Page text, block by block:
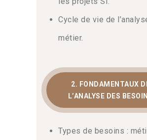
techniques. En complément,
Wikipedia sur l’analyse
Finalement, notre
méthodologique pour réussir
projets, du lancement à la
production.
En suivant ce cursus, vous
Cycle de vie de
métier.
2. FONDAMENTAUX
L’ANALYSE DES
Types de besoins :